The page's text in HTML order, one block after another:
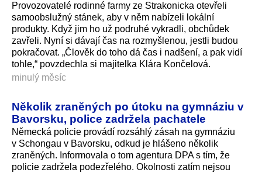
Provozovatelé rodinné farmy ze Strakonicka otevřeli
samoobslužný stánek, aby v něm nabízeli lokální
produkty. Když jim ho už podruhé vykradli, obchůdek
zavřeli. Nyní si dávají čas na rozmyšlenou, jestli budou
pokračovat. „Člověk do toho dá čas i nadšení, a pak vidí
tohle,“ povzdechla si majitelka Klára Končelová.
minulý měsíc
Několik zraněných po útoku na gymnáziu v
Bavorsku, police zadržela pachatele
Německá policie provádí rozsáhlý zásah na gymnáziu
v Schongau v Bavorsku, odkud je hlášeno několik
zraněných. Informovala o tom agentura DPA s tím, že
policie zadržela podezřelého. Okolnosti zatím nejsou